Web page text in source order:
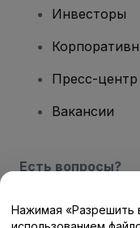
Инвесторы
Пресс-центр
Вакансии
Есть вопросы?
Центр
Нажимая «Разрешить